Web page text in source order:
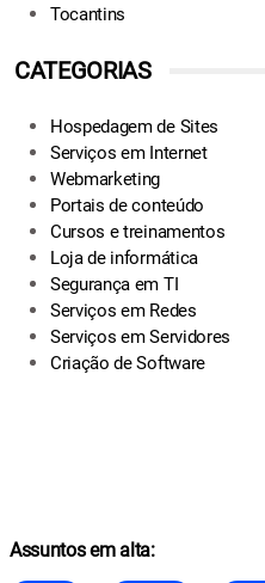
Tocantins
CATEGORIAS
Hospedagem de Sites
Serviços em Internet
Webmarketing
Portais de conteúdo
Cursos e treinamentos
Loja de informática
Segurança em TI
Serviços em Redes
Serviços em Servidores
Criação de Software
Assuntos em alta: